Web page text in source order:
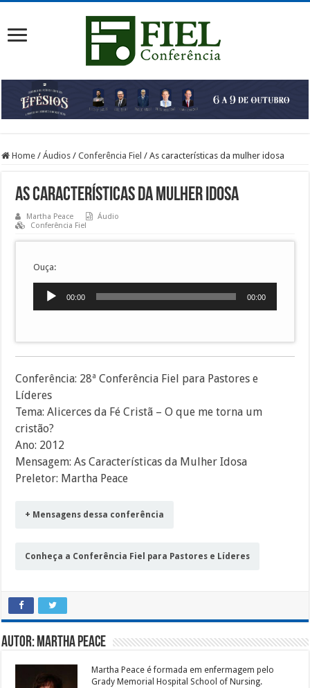
Home / Áudios / Conferência Fiel / As características da mulher idosa
As características da mulher idosa
Martha Peace
Áudio
Conferência Fiel
Ouça:
Tocador
00:00 00:00
Conferência: 28ª Conferência Fiel para Pastores e
Líderes
Tema: Alicerces da Fé Cristã – O que me torna um
cristão?
Ano: 2012
Mensagem: As Características da Mulher Idosa
Preletor: Martha Peace
+ Mensagens dessa conferência
Conheça a Conferência Fiel para Pastores e Líderes
Autor: Martha Peace
Martha Peace é formada em enfermagem pelo
Grady Memorial Hospital School of Nursing.